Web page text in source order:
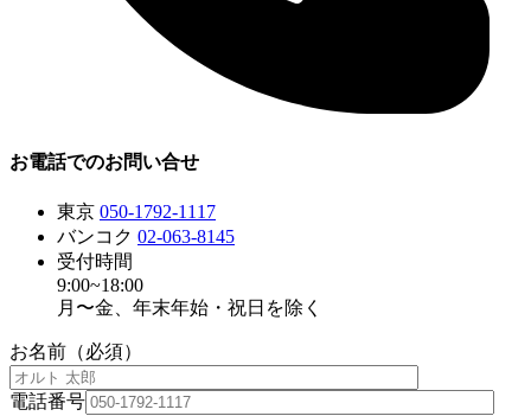
お電話でのお問い合せ
東京 050-1792-1117
バンコク 02-063-8145
受付時間
9:00~18:00
月〜金、年末年始・祝日を除く
お名前（必須）
電話番号